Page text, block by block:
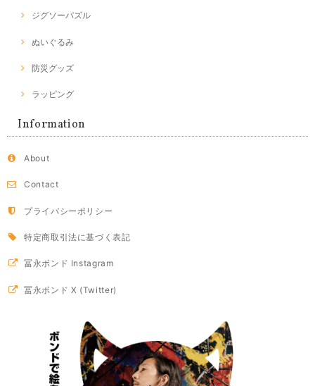
ジグソーパズル
ぬいぐるみ
防災グッズ
ラッピング
Information
About
Contact
プライバシーポリシー
特定商取引法に基づく表記
冨永ボンド Instagram
冨永ボンド X (Twitter)